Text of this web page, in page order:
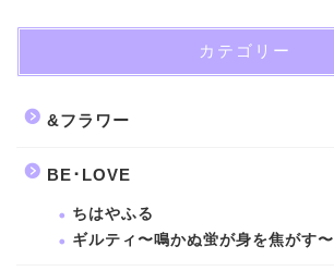
カテゴリー
&フラワー
BE･LOVE
ちはやふる
ギルティ〜鳴かぬ蛍が身を焦がす〜